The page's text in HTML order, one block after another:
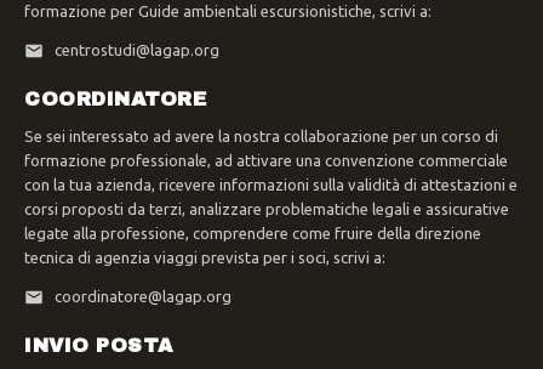
formazione per Guide ambientali escursionistiche, scrivi a:
centrostudi@lagap.org
COORDINATORE
Se sei interessato ad avere la nostra collaborazione per un corso di
formazione professionale, ad attivare una convenzione commerciale
con la tua azienda, ricevere informazioni sulla validità di attestazioni e
corsi proposti da terzi, analizzare problematiche legali e assicurative
legate alla professione, comprendere come fruire della direzione
tecnica di agenzia viaggi prevista per i soci, scrivi a:
coordinatore@lagap.org
INVIO POSTA